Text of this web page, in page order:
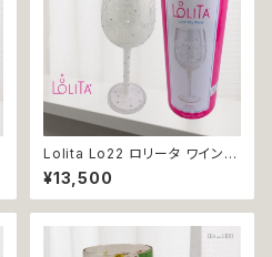
Lolita Lo22 ロリータ ワイング
ラス グラス Bride 贈り物 プレ
ゼント ギフト 誕生日 記念日 ご
褒美
¥13,500